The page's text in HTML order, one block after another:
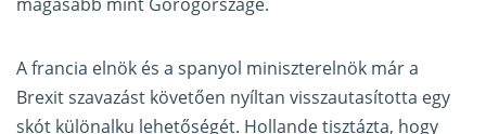
A francia elnök és a spanyol miniszterelnök már a
Brexit szavazást követően nyíltan visszautasította egy
skót különalku lehetőségét. Hollande tisztázta, hogy